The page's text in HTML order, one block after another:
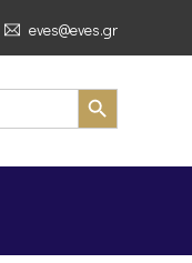
eves@eves.gr
Ελλάδα – Επιστολή
Search Button